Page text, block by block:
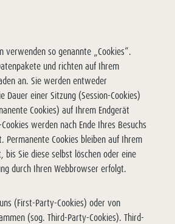
verwenden so genannte „Cookies“.
und richten auf Ihrem
an. Sie werden entweder
Dauer einer Sitzung (Session-Cookies)
Cookies) auf Ihrem Endgerät
werden nach Ende Ihres Besuchs
Permanente Cookies bleiben auf Ihrem
bis Sie diese selbst löschen oder eine
durch Ihren Webbrowser erfolgt.
(First-Party-Cookies) oder von
(sog. Third-Party-Cookies). Third-